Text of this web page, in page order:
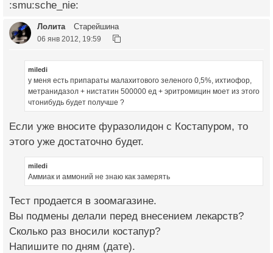
:smu:sche_nie:
Лолита Старейшина
06 янв 2012, 19:59
miledi
у меня есть припараты малахитового зеленого 0,5%, ихтиофор,
метранидазол + нистатин 500000 ед + эритромицин моет из этого
чтонибудь будет получше ?
Если уже вносите фуразолидон с Костапуром, то
этого уже достаточно будет.
miledi
Аммиак и аммоний не знаю как замерять
Тест продается в зоомагазине.
Вы подмены делали перед внесением лекарств?
Сколько раз вносили костапур?
Напишите по дням (дате).